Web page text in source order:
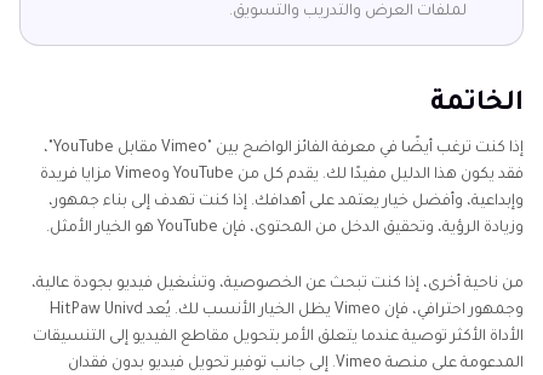
لملفات العرض والتدريب والتسويق.
الخاتمة
إذا كنت ترغب أيضًا في معرفة الفائز الواضح بين "Vimeo مقابل YouTube"،
فقد يكون هذا الدليل مفيدًا لك. يقدم كل من YouTube وVimeo مزايا فريدة
وإبداعية، وأفضل خيار يعتمد على أهدافك. إذا كنت تهدف إلى بناء جمهور،
وزيادة الرؤية، وتحقيق الدخل من المحتوى، فإن YouTube هو الخيار الأمثل.
من ناحية أخرى، إذا كنت تبحث عن الخصوصية، وتشغيل فيديو بجودة عالية،
وجمهور احترافي، فإن Vimeo يظل الخيار الأنسب لك. يُعد HitPaw Univd
الأداة الأكثر توصية عندما يتعلق الأمر بتحويل مقاطع الفيديو إلى التنسيقات
المدعومة على منصة Vimeo. إلى جانب توفير تحويل فيديو بدون فقدان